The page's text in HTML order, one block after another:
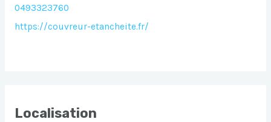
0493323760
https://couvreur-etancheite.fr/
Localisation